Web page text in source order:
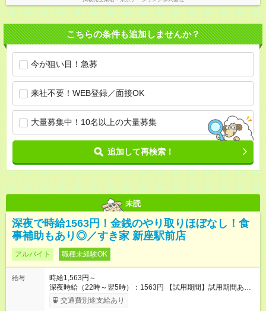
こちらの条件も追加しませんか？
今が狙い目！急募
来社不要！WEB登録／面接OK
大量募集中！10名以上の大量募集
追加して再検索！
未読
深夜で時給1563円！金銭のやり取りほぼなし！食
事補助もあり◎／すき家 新座駅前店
アルバイト 職種未経験OK
給与
時給1,563円～
深夜時給（22時～翌5時）：1563円 【試用期間】試用期間あり
試用期間の長さ：1ヶ月 雇用形態、給与は本採用時と同じです。
試用期間の実態は30日（※条件変更なし）ですが、切り上げで
交通費別途支給あり